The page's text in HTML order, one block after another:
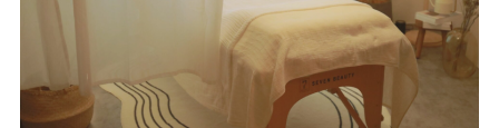
サロン検索
よくあるご質問